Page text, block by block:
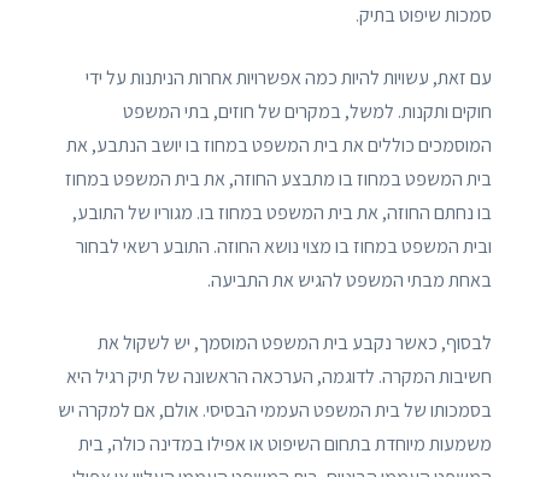
סמכות שיפוט בתיק.
עם זאת, עשויות להיות כמה אפשרויות אחרות הניתנות על ידי
חוקים ותקנות. למשל, במקרים של חוזים, בתי המשפט
המוסמכים כוללים את בית המשפט במחוז בו יושב הנתבע, את
בית המשפט במחוז בו מתבצע החוזה, את בית המשפט במחוז
בו נחתם החוזה, את בית המשפט במחוז בו. מגוריו של התובע,
ובית המשפט במחוז בו מצוי נושא החוזה. התובע רשאי לבחור
באחת מבתי המשפט להגיש את התביעה.
לבסוף, כאשר נקבע בית המשפט המוסמך, יש לשקול את
חשיבות המקרה. לדוגמה, הערכאה הראשונה של תיק רגיל היא
בסמכותו של בית המשפט העממי הבסיסי. אולם, אם למקרה יש
משמעות מיוחדת בתחום השיפוט או אפילו במדינה כולה, בית